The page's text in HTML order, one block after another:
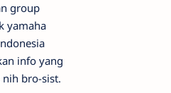
group
yamaha
info yang
bro-sist.